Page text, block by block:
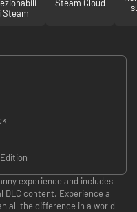
Steam
Steam Cloud
experience and includes
DLC content. Experience a
all the difference in a world